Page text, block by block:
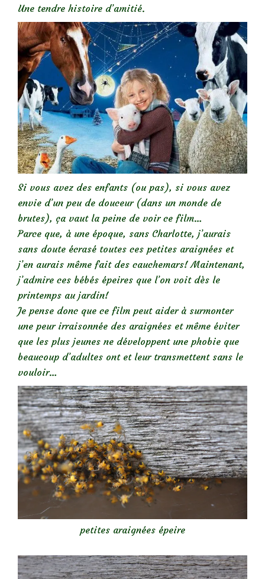
Une tendre histoire d’amitié.
Si vous avez des enfants (ou pas), si vous avez
envie d’un peu de douceur (dans un monde de
brutes), ça vaut la peine de voir ce film…
Parce que, à une époque, sans Charlotte, j’aurais
sans doute écrasé toutes ces petites araignées et
j’en aurais même fait des cauchemars! Maintenant,
j’admire ces bébés épeires que l’on voit dès le
printemps au jardin!
Je pense donc que ce film peut aider à surmonter
une peur irraisonnée des araignées et même éviter
que les plus jeunes ne développent une phobie que
beaucoup d’adultes ont et leur transmettent sans le
vouloir…
petites araignées épeire